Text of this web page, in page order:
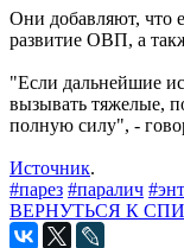
Они добавляют, что
развитие ОВП, а
"Если дальнейшие
вызывать тяжелые,
полную силу", -
Источник.
#парез #паралич
ВЕРНУТЬСЯ К